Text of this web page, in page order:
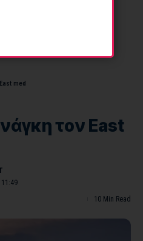
med
τον East
11:49
10 Min Read